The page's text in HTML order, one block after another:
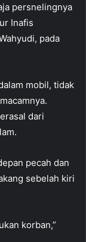
persnelingnya
Inafis
pada
mobil, tidak
dari
pecah dan
sebelah kiri
korban,”